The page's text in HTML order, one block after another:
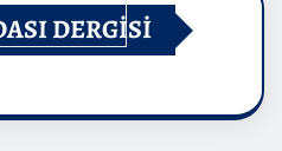
DERGİSİ